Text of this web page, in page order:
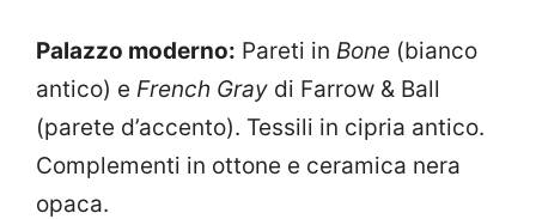
Palazzo moderno: Pareti in Bone (bianco
antico) e French Gray di Farrow & Ball
(parete d’accento). Tessili in cipria antico.
Complementi in ottone e ceramica nera
opaca.